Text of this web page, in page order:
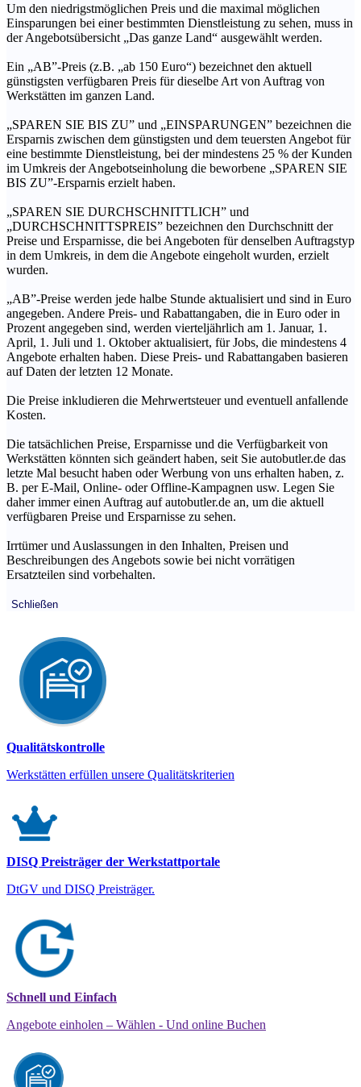
Um den niedrigstmöglichen Preis und die maximal möglichen
Einsparungen bei einer bestimmten Dienstleistung zu sehen, muss in
der Angebotsübersicht „Das ganze Land“ ausgewählt werden.
Ein „AB”-Preis (z.B. „ab 150 Euro“) bezeichnet den aktuell
günstigsten verfügbaren Preis für dieselbe Art von Auftrag von
Werkstätten im ganzen Land.
„SPAREN SIE BIS ZU” und „EINSPARUNGEN” bezeichnen die
Ersparnis zwischen dem günstigsten und dem teuersten Angebot für
eine bestimmte Dienstleistung, bei der mindestens 25 % der Kunden
im Umkreis der Angebotseinholung die beworbene „SPAREN SIE
BIS ZU”-Ersparnis erzielt haben.
„SPAREN SIE DURCHSCHNITTLICH” und
„DURCHSCHNITTSPREIS” bezeichnen den Durchschnitt der
Preise und Ersparnisse, die bei Angeboten für denselben Auftragstyp
in dem Umkreis, in dem die Angebote eingeholt wurden, erzielt
wurden.
„AB”-Preise werden jede halbe Stunde aktualisiert und sind in Euro
angegeben. Andere Preis- und Rabattangaben, die in Euro oder in
Prozent angegeben sind, werden vierteljährlich am 1. Januar, 1.
April, 1. Juli und 1. Oktober aktualisiert, für Jobs, die mindestens 4
Angebote erhalten haben. Diese Preis- und Rabattangaben basieren
auf Daten der letzten 12 Monate.
Die Preise inkludieren die Mehrwertsteuer und eventuell anfallende
Kosten.
Die tatsächlichen Preise, Ersparnisse und die Verfügbarkeit von
Werkstätten könnten sich geändert haben, seit Sie autobutler.de das
letzte Mal besucht haben oder Werbung von uns erhalten haben, z.
B. per E-Mail, Online- oder Offline-Kampagnen usw. Legen Sie
daher immer einen Auftrag auf autobutler.de an, um die aktuell
verfügbaren Preise und Ersparnisse zu sehen.
Irrtümer und Auslassungen in den Inhalten, Preisen und
Beschreibungen des Angebots sowie bei nicht vorrätigen
Ersatzteilen sind vorbehalten.
Schließen
Qualitätskontrolle
Werkstätten erfüllen unsere Qualitätskriterien
DISQ Preisträger der Werkstattportale
DtGV und DISQ Preisträger.
Schnell und Einfach
Angebote einholen – Wählen - Und online Buchen